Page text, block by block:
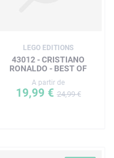
LEGO EDITIONS
43012 - CRISTIANO
RONALDO - BEST OF
A partir de
19,99 €24,99 €